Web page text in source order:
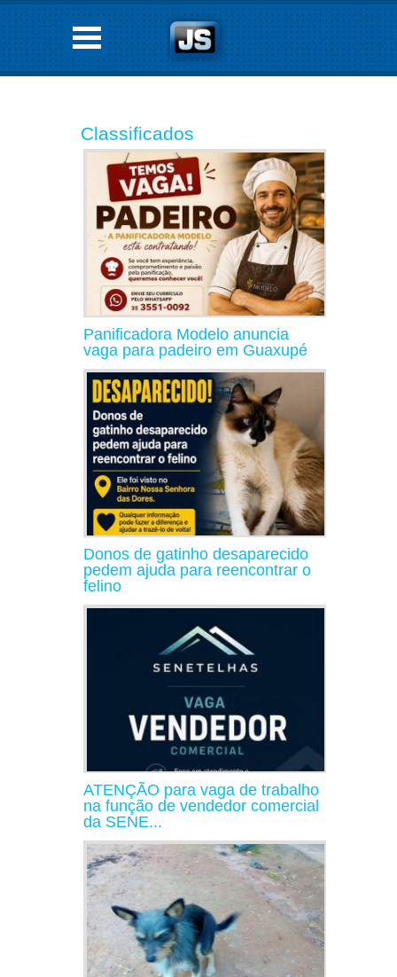
Classificados
Panificadora Modelo anuncia
vaga para padeiro em Guaxupé
Donos de gatinho desaparecido
pedem ajuda para reencontrar o
felino
ATENÇÃO para vaga de trabalho
na função de vendedor comercial
da SENE...